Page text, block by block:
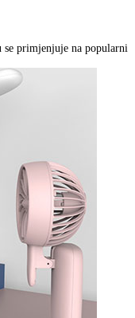
primjenjuje na popularni